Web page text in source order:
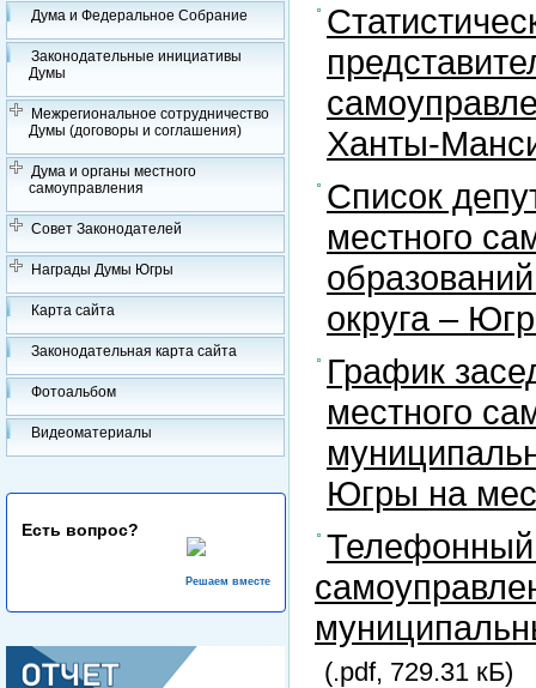
Дума и Федеральное Собрание
Законодательные инициативы
Думы
Межрегиональное сотрудничество
Думы (договоры и соглашения)
Дума и органы местного
самоуправления
Совет Законодателей
Награды Думы Югры
Карта сайта
Законодательная карта сайта
Фотоальбом
Видеоматериалы
Есть вопрос?
Решаем вместе
Ханты-
Список
местного
округа –
График
местного
Югры на
Телефонный
(.pdf, 729.31 кБ)